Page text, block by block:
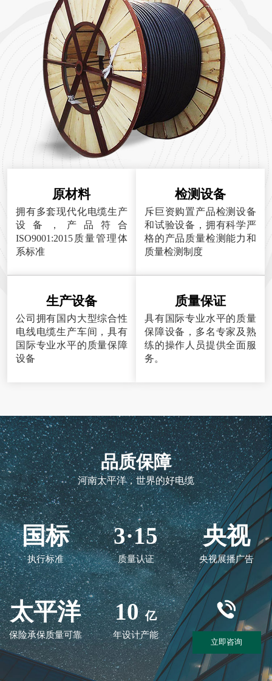
原材料
拥有多套现代化电缆生产
设备，产品符合
ISO9001:2015质量管理体
系标准
检测设备
斥巨资购置产品检测设备
和试验设备，拥有科学严
格的产品质量检测能力和
质量检测制度
生产设备
公司拥有国内大型综合性
电线电缆生产车间，具有
国际专业水平的质量保障
设备
质量保证
具有国际专业水平的质量
保障设备，多名专家及熟
练的操作人员提供全面服
务。
品质保障
河南太平洋，世界的好电缆
国标
执行标准
3·15
质量认证
央视
央视展播广告
太平洋
保险承保质量可靠
10 亿
年设计产能
立即咨询